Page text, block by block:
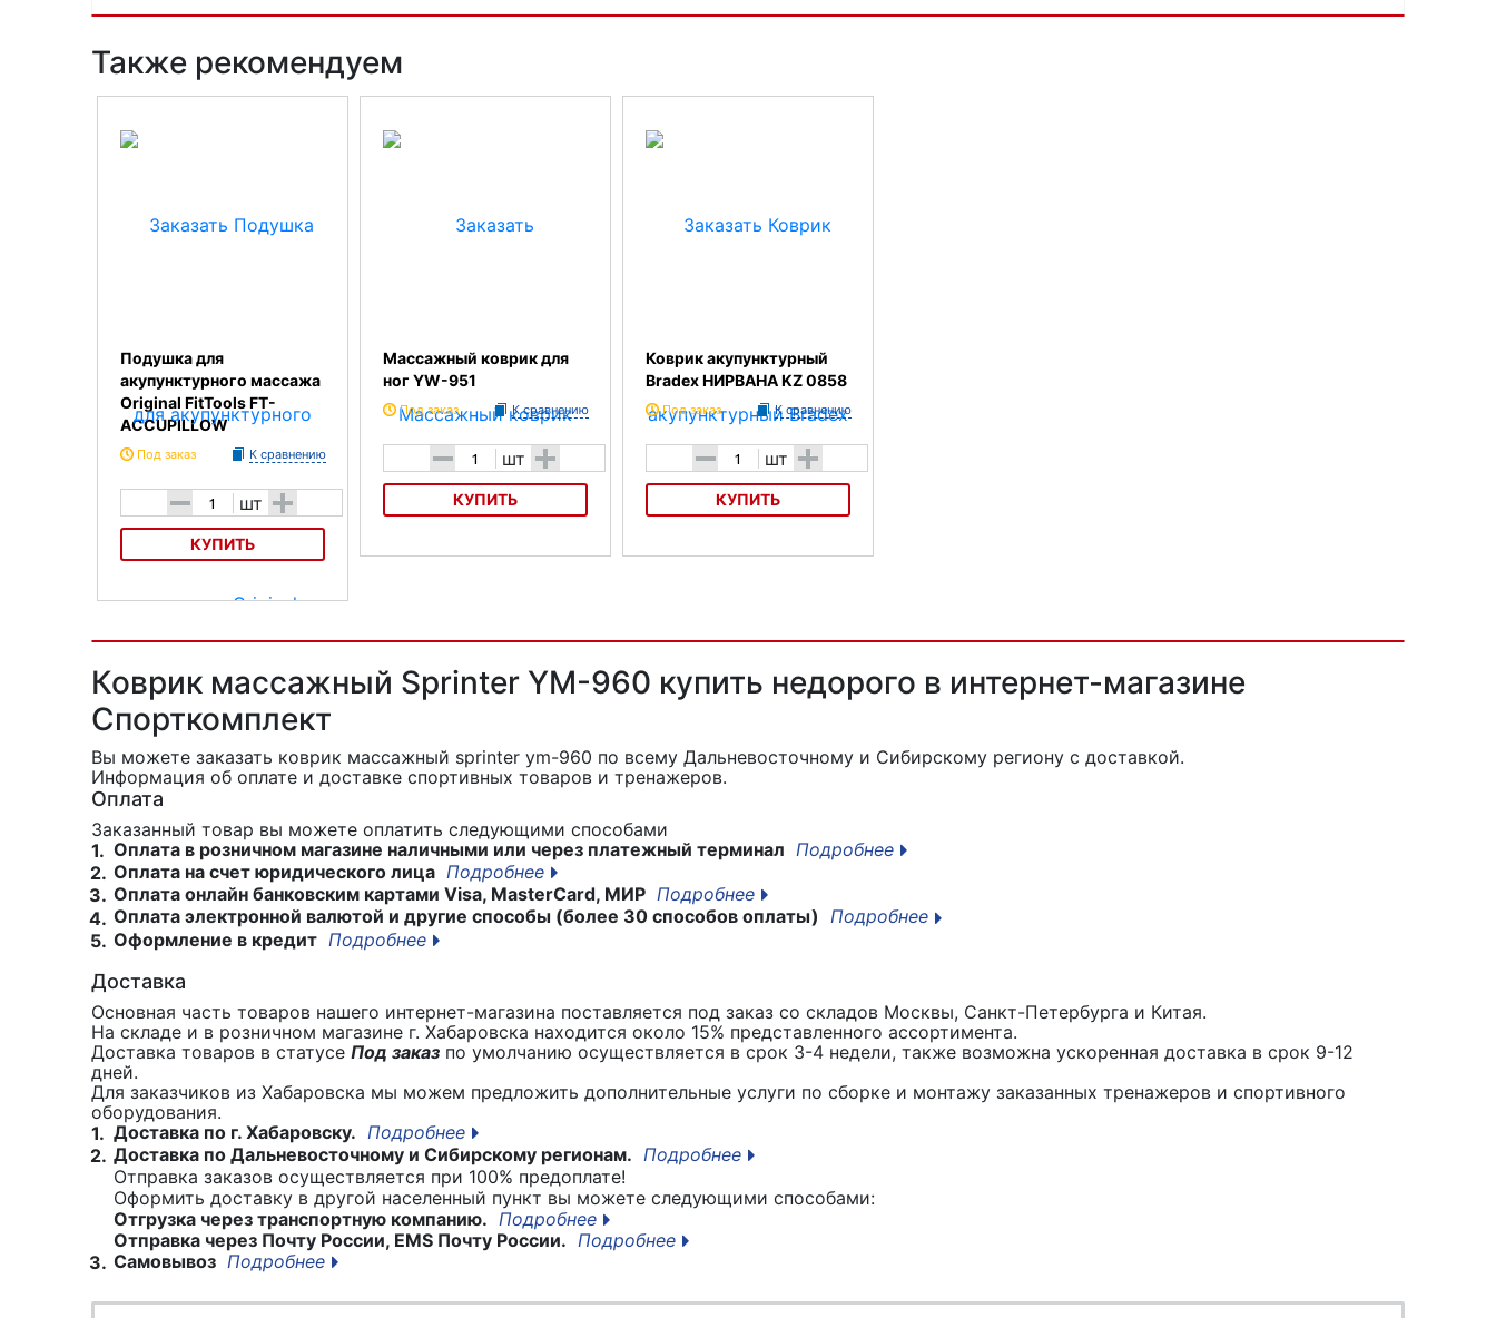
Также рекомендуем
Подушка для
акупунктурного массажа
Original FitTools FT-
ACCUPILLOW
Под заказ К сравнению
- шт +
КУПИТЬ
Массажный коврик для
ног YW-951
Под заказ К сравнению
- шт +
КУПИТЬ
Коврик акупунктурный
Bradex НИРВАНА KZ 0858
Под заказ К сравнению
- шт +
КУПИТЬ
Коврик массажный Sprinter YM-960 купить недорого в интернет-магазине
Спорткомплект
Вы можете заказать коврик массажный sprinter ym-960 по всему Дальневосточному и Сибирскому региону с доставкой.
Информация об оплате и доставке спортивных товаров и тренажеров.
Оплата
Заказанный товар вы можете оплатить следующими способами
1. Оплата в розничном магазине наличными или через платежный терминал Подробнее
2. Оплата на счет юридического лица Подробнее
3. Оплата онлайн банковским картами Visa, MasterCard, МИР Подробнее
4. Оплата электронной валютой и другие способы (более 30 способов оплаты) Подробнее
5. Оформление в кредит Подробнее
Доставка
Основная часть товаров нашего интернет-магазина поставляется под заказ со складов Москвы, Санкт-Петербурга и Китая.
На складе и в розничном магазине г. Хабаровска находится около 15% представленного ассортимента.
Доставка товаров в статусе Под заказ по умолчанию осуществляется в срок 3-4 недели, также возможна ускоренная доставка в срок 9-12
дней.
Для заказчиков из Хабаровска мы можем предложить дополнительные услуги по сборке и монтажу заказанных тренажеров и спортивного
оборудования.
1. Доставка по г. Хабаровску. Подробнее
2. Доставка по Дальневосточному и Сибирскому регионам. Подробнее
Отправка заказов осуществляется при 100% предоплате!
Оформить доставку в другой населенный пункт вы можете следующими способами:
Отгрузка через транспортную компанию. Подробнее
Отправка через Почту России, EMS Почту России. Подробнее
3. Самовывоз Подробнее